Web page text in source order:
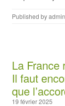
Published byadmin
La France
Il faut
que
19 février 2025